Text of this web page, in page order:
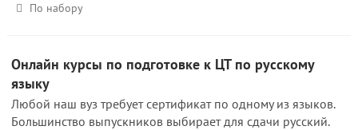
По набору
Онлайн курсы по подготовке к ЦТ по русскому
языку
Любой наш вуз требует сертификат по одному из языков.
Большинство выпускников выбирает для сдачи русский.